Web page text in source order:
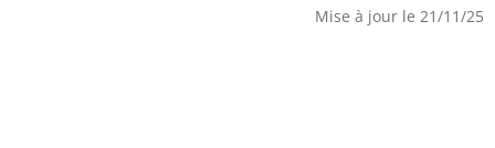
Mise à jour le 21/11/25